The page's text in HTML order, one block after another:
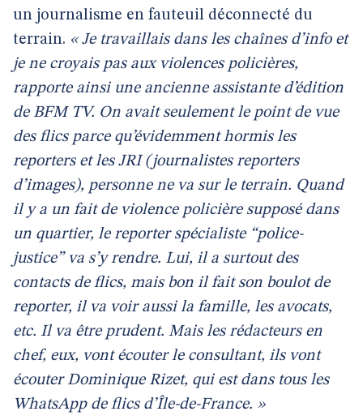
un journalisme en fauteuil déconnecté du
terrain. « Je travaillais dans les chaînes d’info et
je ne croyais pas aux violences policières,
rapporte ainsi une ancienne assistante d’édition
de BFM TV. On avait seulement le point de vue
des flics parce qu’évidemment hormis les
reporters et les JRI (journalistes reporters
d’images), personne ne va sur le terrain. Quand
il y a un fait de violence policière supposé dans
un quartier, le reporter spécialiste “police-
justice” va s’y rendre. Lui, il a surtout des
contacts de flics, mais bon il fait son boulot de
reporter, il va voir aussi la famille, les avocats,
etc. Il va être prudent. Mais les rédacteurs en
chef, eux, vont écouter le consultant, ils vont
écouter Dominique Rizet, qui est dans tous les
WhatsApp de flics d’Île-de-France. »